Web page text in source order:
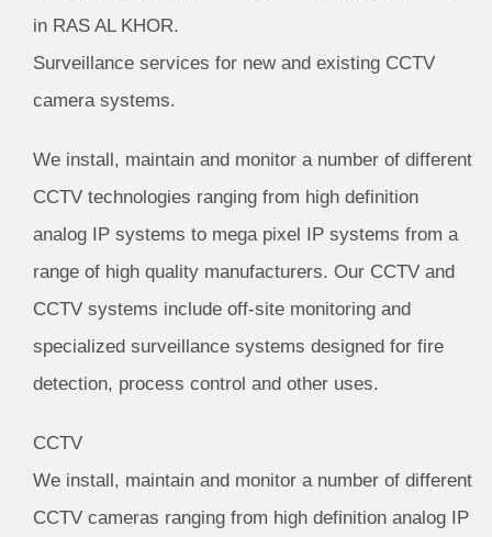
in RAS AL KHOR.
Surveillance services for new and existing CCTV
camera systems.
We install, maintain and monitor a number of different
CCTV technologies ranging from high definition
analog IP systems to mega pixel IP systems from a
range of high quality manufacturers. Our CCTV and
CCTV systems include off-site monitoring and
specialized surveillance systems designed for fire
detection, process control and other uses.
CCTV
We install, maintain and monitor a number of different
CCTV cameras ranging from high definition analog IP